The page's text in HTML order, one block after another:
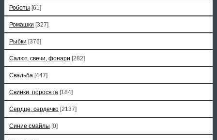
Роботы [61]
Ромашки [327]
Рыбки [376]
Салют, свечи, фонари [282]
Свадьба [447]
Свинки, поросята [184]
Сердце, сердечко [2137]
Синие смайлы [0]